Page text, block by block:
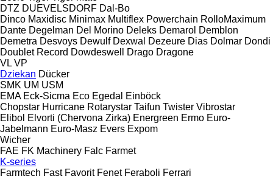
DTZ DUEVELSDORF Dal-Bo
Dinco Maxidisc Minimax Multiflex Powerchain RolloMaximum
Dante Degelman Del Morino Deleks Demarol Demblon
Demetra Desvoys Dewulf Dexwal Dezeure Dias Dolmar Dondi
Doublet Record Dowdeswell Drago Dragone
VL VP
Dziekan Dücker
SMK UM USM
EMA Eck-Sicma Eco Egedal
Einböck
Chopstar Hurricane Rotarystar Taifun Twister Vibrostar
Elibol Elvorti (Chervona Zirka) Energreen Ermo Euro-
Jabelmann Euro-Masz Evers Expom
Wicher
FAE FK Machinery Falc Farmet
K-series
Farmtech Fast Favorit Fenet Feraboli Ferrari